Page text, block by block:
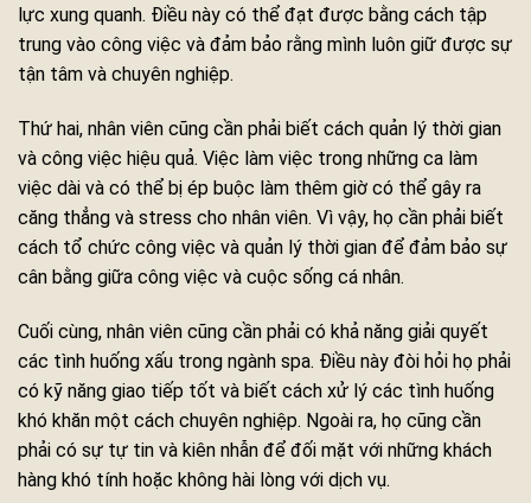
lực xung quanh. Điều này có thể đạt được bằng cách tập
trung vào công việc và đảm bảo rằng mình luôn giữ được sự
tận tâm và chuyên nghiệp.
Thứ hai, nhân viên cũng cần phải biết cách quản lý thời gian
và công việc hiệu quả. Việc làm việc trong những ca làm
việc dài và có thể bị ép buộc làm thêm giờ có thể gây ra
căng thẳng và stress cho nhân viên. Vì vậy, họ cần phải biết
cách tổ chức công việc và quản lý thời gian để đảm bảo sự
cân bằng giữa công việc và cuộc sống cá nhân.
Cuối cùng, nhân viên cũng cần phải có khả năng giải quyết
các tình huống xấu trong ngành spa. Điều này đòi hỏi họ phải
có kỹ năng giao tiếp tốt và biết cách xử lý các tình huống
khó khăn một cách chuyên nghiệp. Ngoài ra, họ cũng cần
phải có sự tự tin và kiên nhẫn để đối mặt với những khách
hàng khó tính hoặc không hài lòng với dịch vụ.